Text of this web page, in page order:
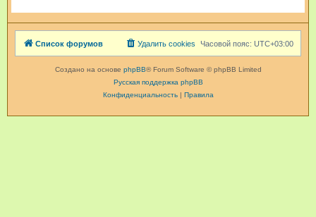
Список форумов Часовой пояс: UTC+03:00
Удалить cookies
Создано на основе phpBB® Forum Software © phpBB Limited
Русская поддержка phpBB
Конфиденциальность| Правила